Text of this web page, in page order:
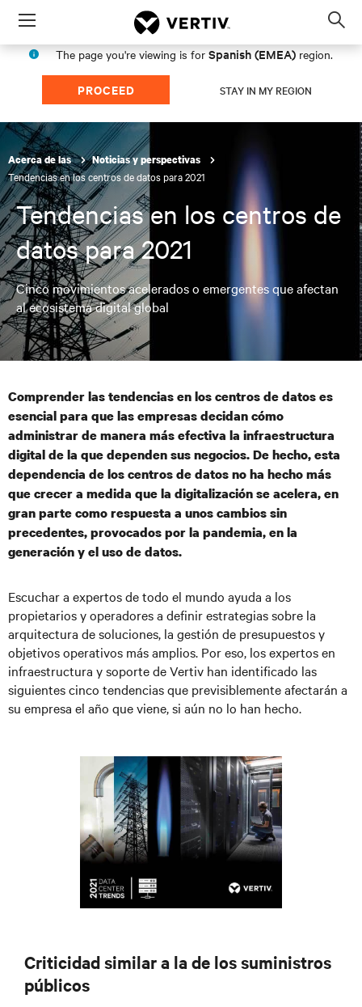
Menu
The page you're viewing is for Spanish (EMEA) region.
PROCEED STAY IN MY REGION
Acerca de las Noticias y perspectivas
Tendencias en los centros de datos para 2021
Tendencias en los centros de
datos para 2021
Cinco movimientos acelerados o emergentes que afectan
al ecosistema digital global
Comprender las tendencias en los centros de datos es
esencial para que las empresas decidan cómo
administrar de manera más efectiva la infraestructura
digital de la que dependen sus negocios. De hecho, esta
dependencia de los centros de datos no ha hecho más
que crecer a medida que la digitalización se acelera, en
gran parte como respuesta a unos cambios sin
precedentes, provocados por la pandemia, en la
generación y el uso de datos.
Escuchar a expertos de todo el mundo ayuda a los
propietarios y operadores a definir estrategias sobre la
arquitectura de soluciones, la gestión de presupuestos y
objetivos operativos más amplios. Por eso, los expertos en
infraestructura y soporte de Vertiv han identificado las
siguientes cinco tendencias que previsiblemente afectarán a
su empresa el año que viene, si aún no lo han hecho.
Criticidad similar a la de los suministros
públicos